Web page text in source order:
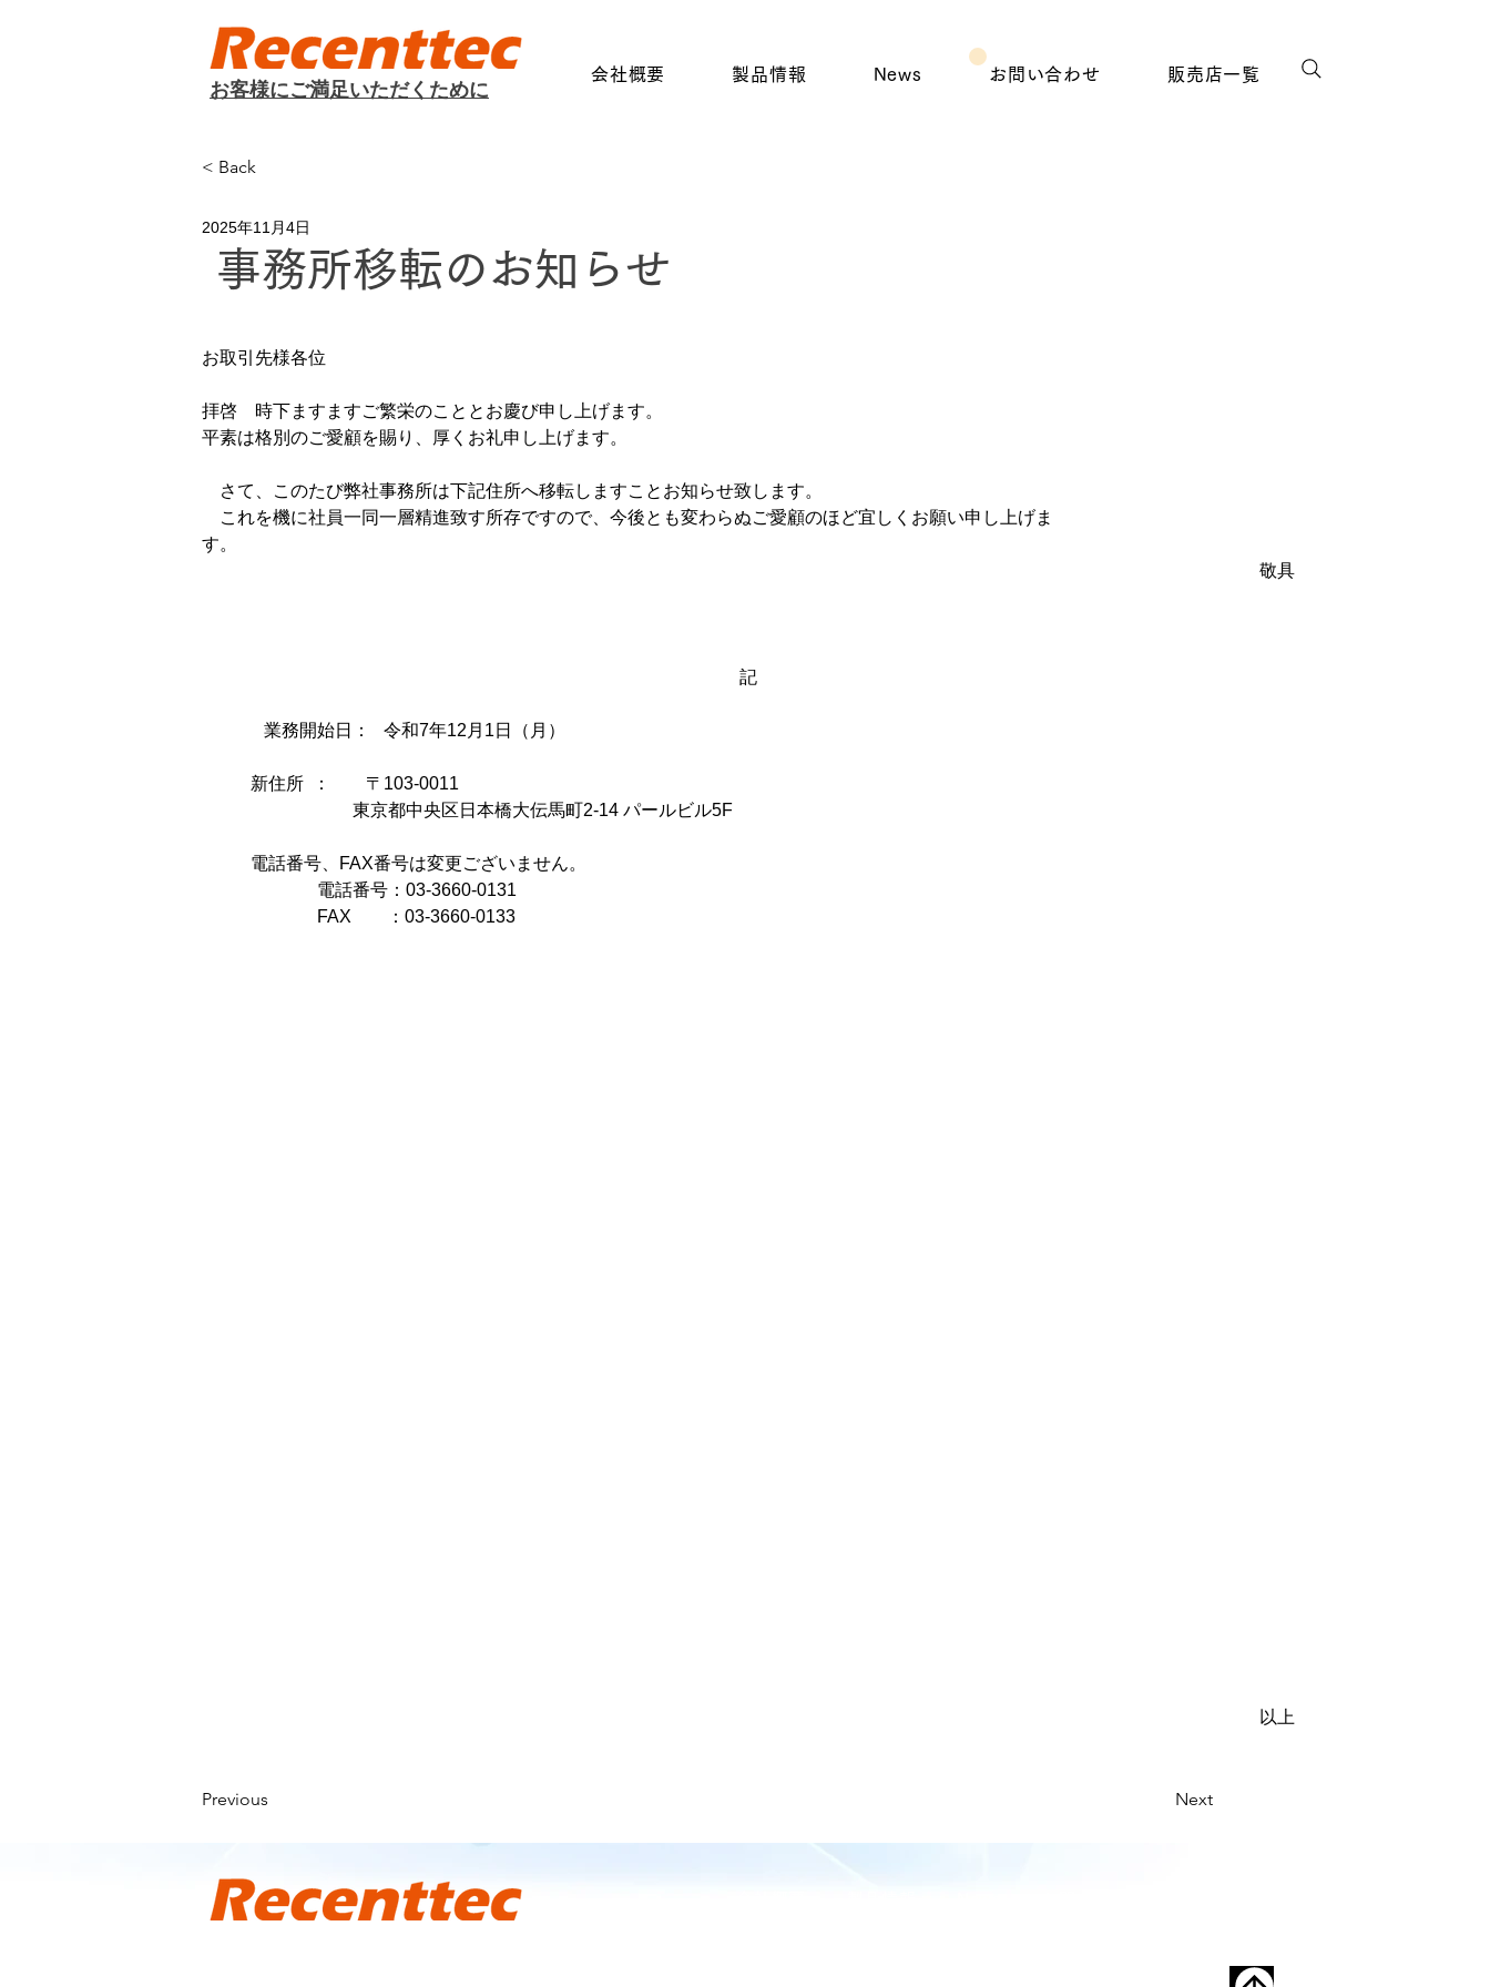
​お客様にご満足いただくために
会社概要 製品情報 News お問い合わせ 販売店一覧
< Back
2025年11月4日
事務所移転のお知らせ
お取引先様各位
拝啓　時下ますますご繁栄のこととお慶び申し上げます。
平素は格別のご愛顧を賜り、厚くお礼申し上げます。
さて、このたび弊社事務所は下記住所へ移転しますことお知らせ致します。
これを機に社員一同一層精進致す所存ですので、 今後とも変わらぬご愛顧のほど宜しくお願い申し上げま
す。
敬具
記
業務開始日：   令和7年12月1日（月）
新住所  ：        〒103-0011
東京都中央区日本橋大伝馬町2-14 パールビル5F
電話番号、FAX番号は変更ございません。
電話番号：03-3660-0131
FAX　　：03-3660-0133
以上
Previous Next